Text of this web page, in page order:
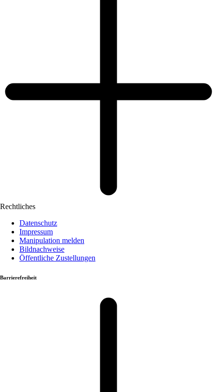
Rechtliches
Datenschutz
Impressum
Manipulation melden
Bildnachweise
Öffentliche Zustellungen
Barrierefreiheit